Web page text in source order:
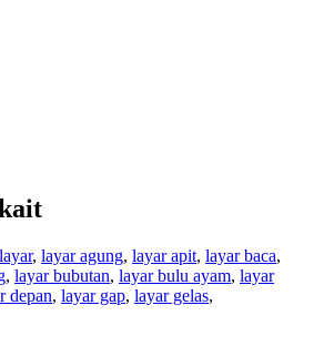
layar, layar agung, layar apit, layar baca,
, layar bubutan, layar bulu ayam, layar
depan, layar gap, layar gelas,